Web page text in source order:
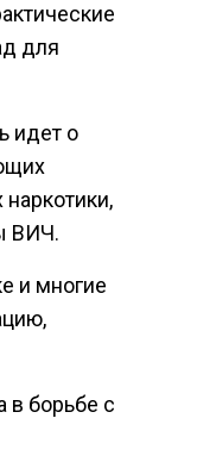
для
идет о
ВИЧ.
и многие
борьбе с